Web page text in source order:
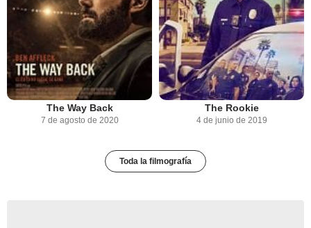
The Way Back
7 de agosto de 2020
The Rookie
4 de junio de 2019
Toda la filmografía